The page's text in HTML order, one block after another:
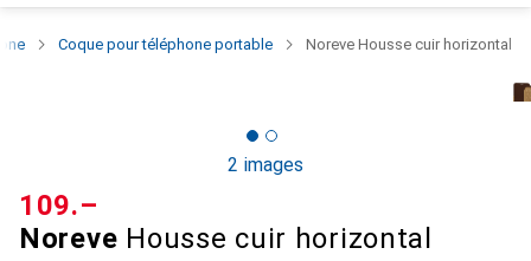
Coque pour téléphone portable Noreve Housse cuir horizontal
2 images
Noreve Housse cuir horizontal
CHF
109.–